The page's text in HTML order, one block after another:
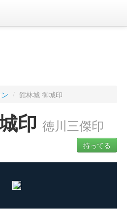
/ 館林城 御城印
印 徳川三傑印
持ってる